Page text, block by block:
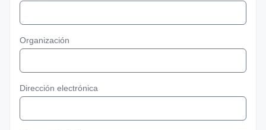
Organización
Dirección electrónica